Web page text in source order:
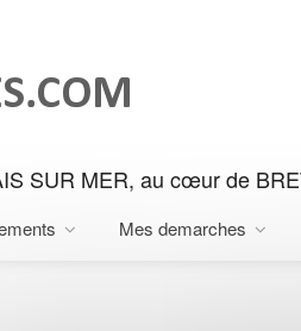
SUR MER, au cœur de
Mes demarches